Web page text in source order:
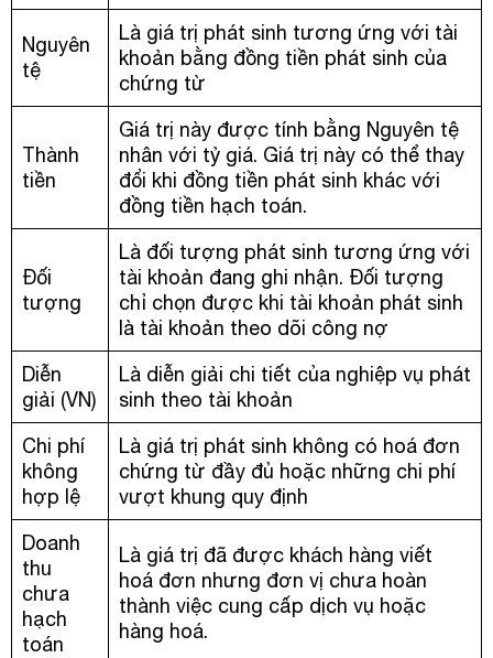
Nguyên
tệ
Là giá trị phát sinh tương ứng với tài
khoản bằng đồng tiền phát sinh của
chứng từ
Thành
tiền
Giá trị này được tính bằng Nguyên tệ
nhân với tỷ giá. Giá trị này có thể thay
đổi khi đồng tiền phát sinh khác với
đồng tiền hạch toán.
Đối
tượng
Là đối tượng phát sinh tương ứng với
tài khoản đang ghi nhận. Đối tượng
chỉ chọn được khi tài khoản phát sinh
là tài khoản theo dõi công nợ
Diễn
giải (VN)
Là diễn giải chi tiết của nghiệp vụ phát
sinh theo tài khoản
Chi phí
không
hợp lệ
Là giá trị phát sinh không có hoá đơn
chứng từ đầy đủ hoặc những chi phí
vượt khung quy định
Doanh
thu
chưa
hạch
toán
Là giá trị đã được khách hàng viết
hoá đơn nhưng đơn vị chưa hoàn
thành việc cung cấp dịch vụ hoặc
hàng hoá.